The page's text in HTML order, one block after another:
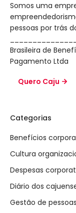
Somos uma
pessoas por trás
Brasileira de
Pagamento Ltda
Quero Caju
Categorias
Benefícios
Cultura
Despesas
Diário dos
Gestão de pessoas